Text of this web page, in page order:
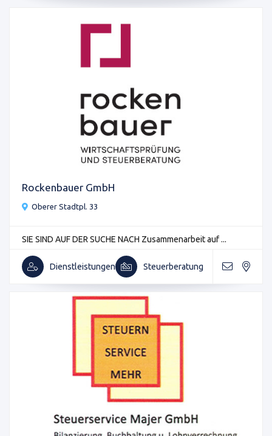
Rockenbauer GmbH
Oberer Stadtpl. 33
SIE SIND AUF DER SUCHE NACH Zusammenarbeit auf ...
Dienstleistungen Steuerberatung